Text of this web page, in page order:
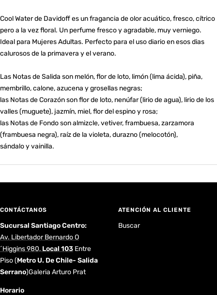
Cool Water de Davidoff es un fragancia de olor acuático, fresco, cítrico
pero a la vez floral. Un perfume fresco y agradable, muy verniego.
Ideal para Mujeres Adultas. Perfecto para el uso diario en esos dias
calurosos de la primavera y el verano.
Las Notas de Salida son melón, flor de loto, limón (lima ácida), piña,
membrillo, calone, azucena y grosellas negras;
las Notas de Corazón son flor de loto, nenúfar (lirio de agua), lirio de los
valles (muguete), jazmín, miel, flor del espino y rosa;
las Notas de Fondo son almizcle, vetiver, frambuesa, zarzamora
(frambuesa negra), raíz de la violeta, durazno (melocotón),
sándalo y vainilla.
CONTÁCTANOS
Sucursal Santiago Centro:
Av. Libertador Bernardo O
´Higgins 980, Local 103 Entre
Piso(Metro U. De Chile- Salida
Serrano)Galeria Arturo Prat
Horario
ATENCIÓN AL CLIENTE
Buscar